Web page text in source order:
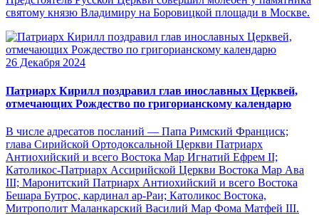
святому князю Владимиру на Боровицкой площади в Москве.
26 Декабря 2024
Патриарх Кирилл поздравил глав инославных Церквей,
отмечающих Рождество по григорианскому календарю
В числе адресатов посланий — Папа Римский Франциск;
глава Сирийской Ортодоксальной Церкви Патриарх
Антиохийский и всего Востока Мар Игнатий Ефрем II;
Католикос-Патриарх Ассирийской Церкви Востока Map Ава
III; Маронитский Патриарх Антиохийский и всего Востока
Бешара Бутрос, кардинал ар-Раи; Католикос Востока,
Митрополит Маланкарский Василий Мар Фома Матфей III.